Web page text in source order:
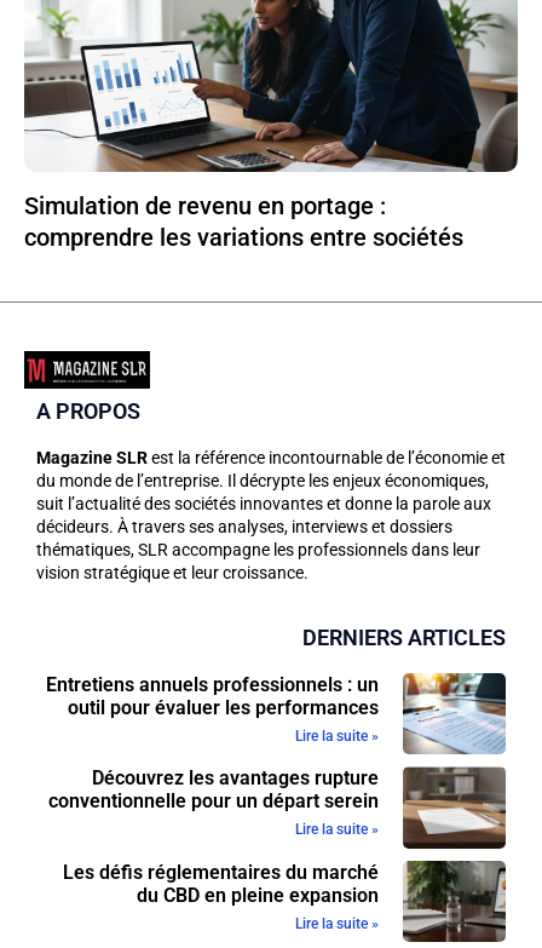
Simulation de revenu en portage :
comprendre les variations entre sociétés
A PROPOS
Magazine SLRest la référence incontournable de l’économie et
du monde de l’entreprise. Il décrypte les enjeux économiques,
suit l’actualité des sociétés innovantes et donne la parole aux
décideurs. À travers ses analyses, interviews et dossiers
thématiques, SLR accompagne les professionnels dans leur
vision stratégique et leur croissance.
DERNIERS ARTICLES
Entretiens annuels professionnels : un
outil pour évaluer les performances
Lire la suite »
Découvrez les avantages rupture
conventionnelle pour un départ serein
Lire la suite »
Les défis réglementaires du marché
du CBD en pleine expansion
Lire la suite »